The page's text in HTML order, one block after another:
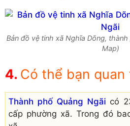
Bản đồ vệ tinh xã Nghĩa Dõng,
Map)
Có thể bạn quan
Thành phố Quảng Ngãi có
cấp phường xã. Trong đó